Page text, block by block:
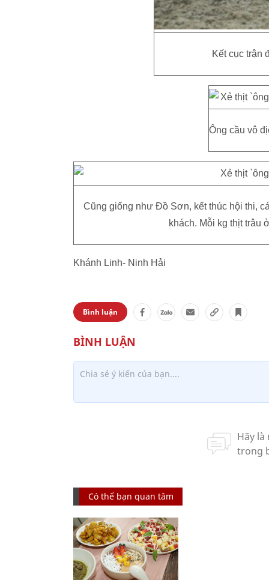
Kết cục trận
Ông cầu vô
Cũng giống như Đồ Sơn, kết thúc hội thi,
khách. Mỗi kg thịt trâu
Khánh Linh- Ninh Hải
Bình luận
Có thể bạn quan tâm